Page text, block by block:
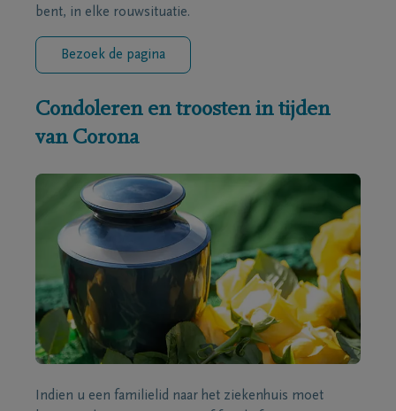
bent, in elke rouwsituatie.
Bezoek de pagina
Condoleren en troosten in tijden
van Corona
Indien u een familielid naar het ziekenhuis moet